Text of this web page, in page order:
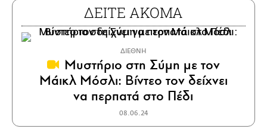
ΔΕΙΤΕ ΑΚΟΜΑ
ΔΙΕΘΝΗ
Μυστήριο στη Σύμη με τον
Μάικλ Μόσλι: Βίντεο τον δείχνει
να περπατά στο Πέδι
08.06.24